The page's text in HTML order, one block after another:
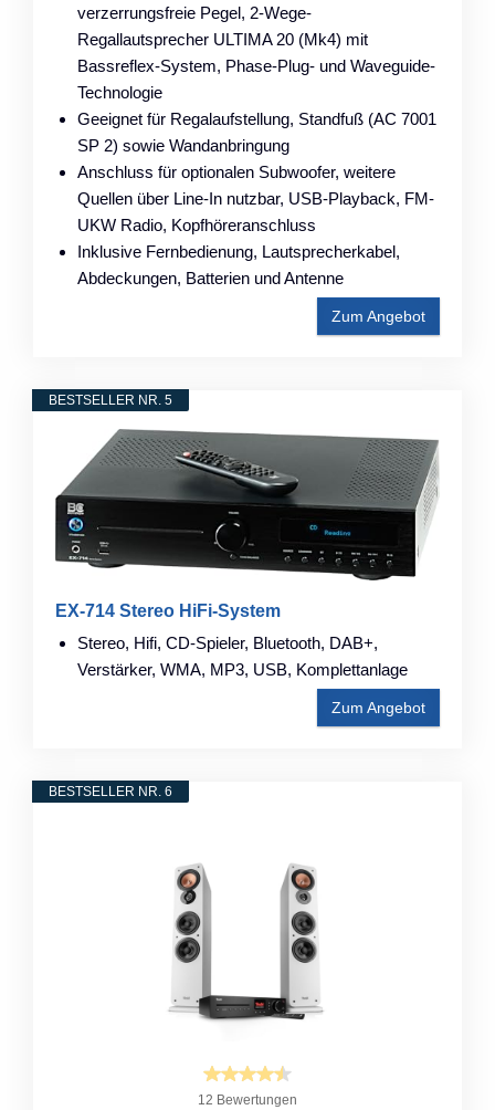
verzerrungsfreie Pegel, 2-Wege-
Regallautsprecher ULTIMA 20 (Mk4) mit
Bassreflex-System, Phase-Plug- und Waveguide-
Technologie
Geeignet für Regalaufstellung, Standfuß (AC 7001
SP 2) sowie Wandanbringung
Anschluss für optionalen Subwoofer, weitere
Quellen über Line-In nutzbar, USB-Playback, FM-
UKW Radio, Kopfhöreranschluss
Inklusive Fernbedienung, Lautsprecherkabel,
Abdeckungen, Batterien und Antenne
Zum Angebot
BESTSELLER NR. 5
EX-714 Stereo HiFi-System
Stereo, Hifi, CD-Spieler, Bluetooth, DAB+,
Verstärker, WMA, MP3, USB, Komplettanlage
Zum Angebot
BESTSELLER NR. 6
12 Bewertungen